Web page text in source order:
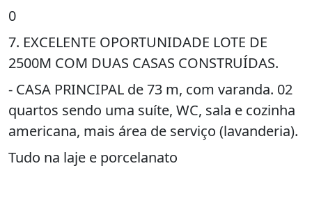
0
7. EXCELENTE OPORTUNIDADE LOTE DE
2500M COM DUAS CASAS CONSTRUÍDAS.
- CASA PRINCIPAL de 73 m, com varanda. 02
quartos sendo uma suíte, WC, sala e cozinha
americana, mais área de serviço (lavanderia).
Tudo na laje e porcelanato